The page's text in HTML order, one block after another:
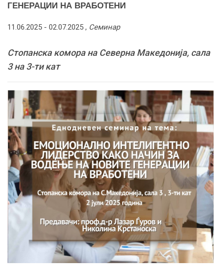
ГЕНЕРАЦИИ НА ВРАБОТЕНИ
11.06.2025 - 02.07.2025 , Семинар
Стопанска комора на Северна Македонија, сала
3 на 3-ти кат